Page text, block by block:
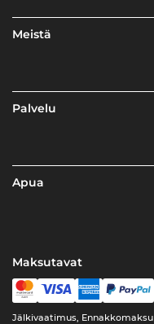
Meistä
Palvelu
Apua
Maksutavat
Jälkivaatimus, Ennakkomaksu